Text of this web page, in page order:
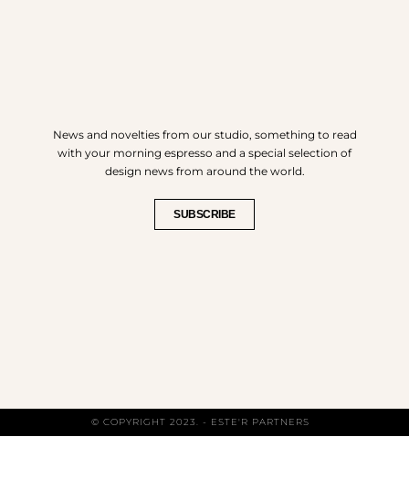
News and novelties from our studio, something to read
with your morning espresso and a special selection of
design news from around the world.
SUBSCRIBE
© COPYRIGHT 2023. - ESTE'R PARTNERS